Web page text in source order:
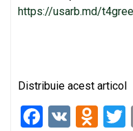
https://usarb.md/
Distribuie acest articol
F
V
O